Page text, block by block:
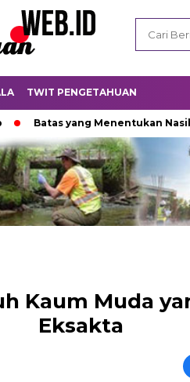
TWIT PENGETAHUAN
yang Menentukan Nasib
Kaum Muda
Eksakta